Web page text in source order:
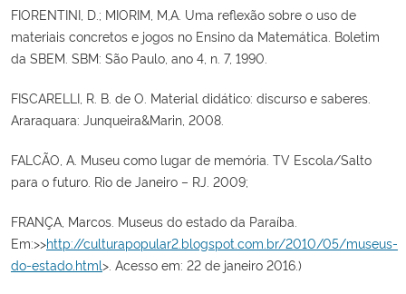
FIORENTINI, D.; MIORIM, M,A. Uma reflexão sobre o uso de
materiais concretos e jogos no Ensino da Matemática. Boletim
da SBEM. SBM: São Paulo, ano 4, n. 7, 1990.
FISCARELLI, R. B. de O. Material didático: discurso e saberes.
Araraquara: Junqueira&Marin, 2008.
FALCÃO, A. Museu como lugar de memória. TV Escola/Salto
para o futuro. Rio de Janeiro – RJ. 2009;
FRANÇA, Marcos. Museus do estado da Paraíba.
Em:>>http://culturapopular2.blogspot.com.br/2010/05/museus-
do-estado.html>. Acesso em: 22 de janeiro 2016.)